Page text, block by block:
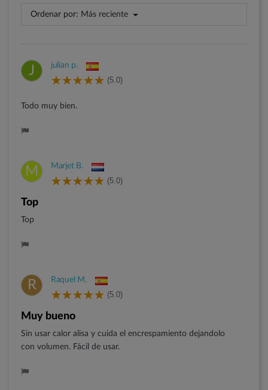
Ordenar por: Más reciente
J julian p.
(5.0)
Todo muy bien.
M Marjet B.
(5.0)
Top
Top
R Raquel M.
(5.0)
Muy bueno
Sin usar calor alisa y cuida el encrespamiento dejandolo
con volumen. Fácil de usar.